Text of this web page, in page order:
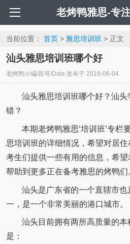
老烤鸭雅思-专
当前位置： 首页> 雅思培训班> 正文
汕头雅思培训班哪个好
老烤鸭小编/昌哥/Dale 发布于 2019-06-04
汕头雅思培训班哪个好？汕
错？
本期老烤鸭雅思‘培训班’专栏
思培训班的详细情况，希望对居
考生们提供一些有用的信息，希
帮助到更多正在备考雅思的烤鸭们
汕头是广东省的一个直辖市
一，是一个非常美丽的港口城市。
汕头目前拥有两所高质量的本
是：